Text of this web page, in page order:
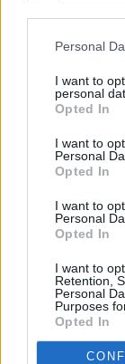
negar su
de su
rechazar tal
cualquier
visitando
Personal
I want to
personal
Opted In
I want to
Personal
Opted In
I want to
Personal
Opted In
I want to
Retention,
Personal
Purposes
Opted In